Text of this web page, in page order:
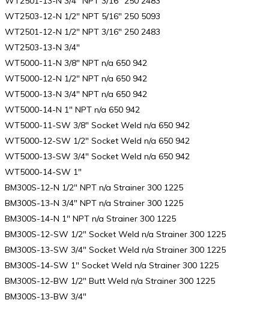
WT2503-12-N 1/2″ NPT 5/16″ 250 5093
WT2501-12-N 1/2″ NPT 3/16″ 250 2483
WT2503-13-N 3/4″
WT5000-11-N 3/8″ NPT n/a 650 942
WT5000-12-N 1/2″ NPT n/a 650 942
WT5000-13-N 3/4″ NPT n/a 650 942
WT5000-14-N 1″ NPT n/a 650 942
WT5000-11-SW 3/8″ Socket Weld n/a 650 942
WT5000-12-SW 1/2″ Socket Weld n/a 650 942
WT5000-13-SW 3/4″ Socket Weld n/a 650 942
WT5000-14-SW 1″
BM300S-12-N 1/2″ NPT n/a Strainer 300 1225
BM300S-13-N 3/4″ NPT n/a Strainer 300 1225
BM300S-14-N 1″ NPT n/a Strainer 300 1225
BM300S-12-SW 1/2″ Socket Weld n/a Strainer 300 1225
BM300S-13-SW 3/4″ Socket Weld n/a Strainer 300 1225
BM300S-14-SW 1″ Socket Weld n/a Strainer 300 1225
BM300S-12-BW 1/2″ Butt Weld n/a Strainer 300 1225
BM300S-13-BW 3/4″